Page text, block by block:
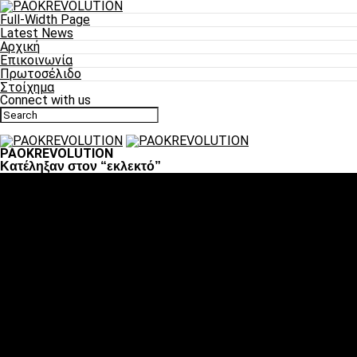
Full-Width Page
Latest News
Αρχική
Επικοινωνία
Πρωτοσέλιδο
Στοίχημα
Connect with us
PAOKREVOLUTION
Κατέληξαν στον “εκλεκτό”